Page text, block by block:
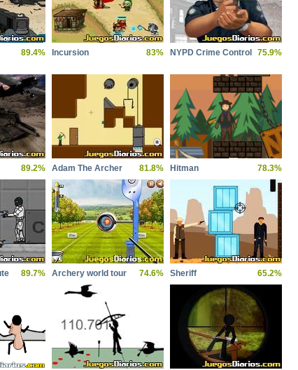
89.4% Incursion 83% NYPD Crime Control 75.9%
89.2% Adam The Archer 81.8% Hitman 78.3%
89.7% Archery world tour 74.6% Sheriff 65.2%